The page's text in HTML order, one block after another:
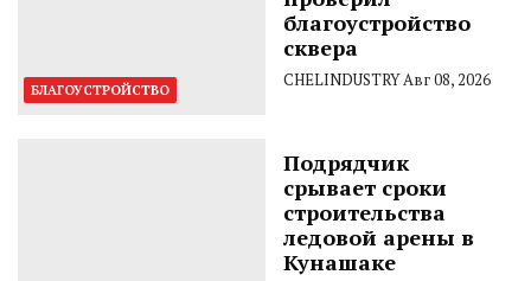
БЛАГОУСТРОЙСТВО
благоустройство
сквера
CHELINDUSTRYАвг 08, 2026
Подрядчик
срывает сроки
строительства
ледовой арены в
Кунашаке